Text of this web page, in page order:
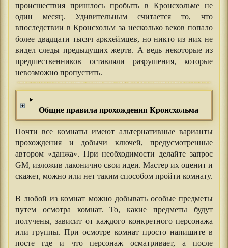
происшествия пришлось пробыть в Кронсхольме не
один месяц. Удивительным считается то, что
впоследствии в Кронсхольм за несколько веков попало
более двадцати тысяч аркхеймцев, но никто из них не
видел следы предыдущих жертв. А ведь некоторые из
предшественников оставляли разрушения, которые
невозможно пропустить.
Общие правила прохождения Кронсхольма
Почти все комнаты имеют альтернативные варианты
прохождения и добычи ключей, предусмотренные
автором «данжа». При необходимости делайте запрос
GM, изложив лаконично свои идеи. Мастер их оценит и
скажет, можно или нет таким способом пройти комнату.
В любой из комнат можно добывать особые предметы
путем осмотра комнат. То, какие предметы будут
получены, зависит от каждого конкретного персонажа
или группы. При осмотре комнат просто напишите в
посте где и что персонаж осматривает, а после